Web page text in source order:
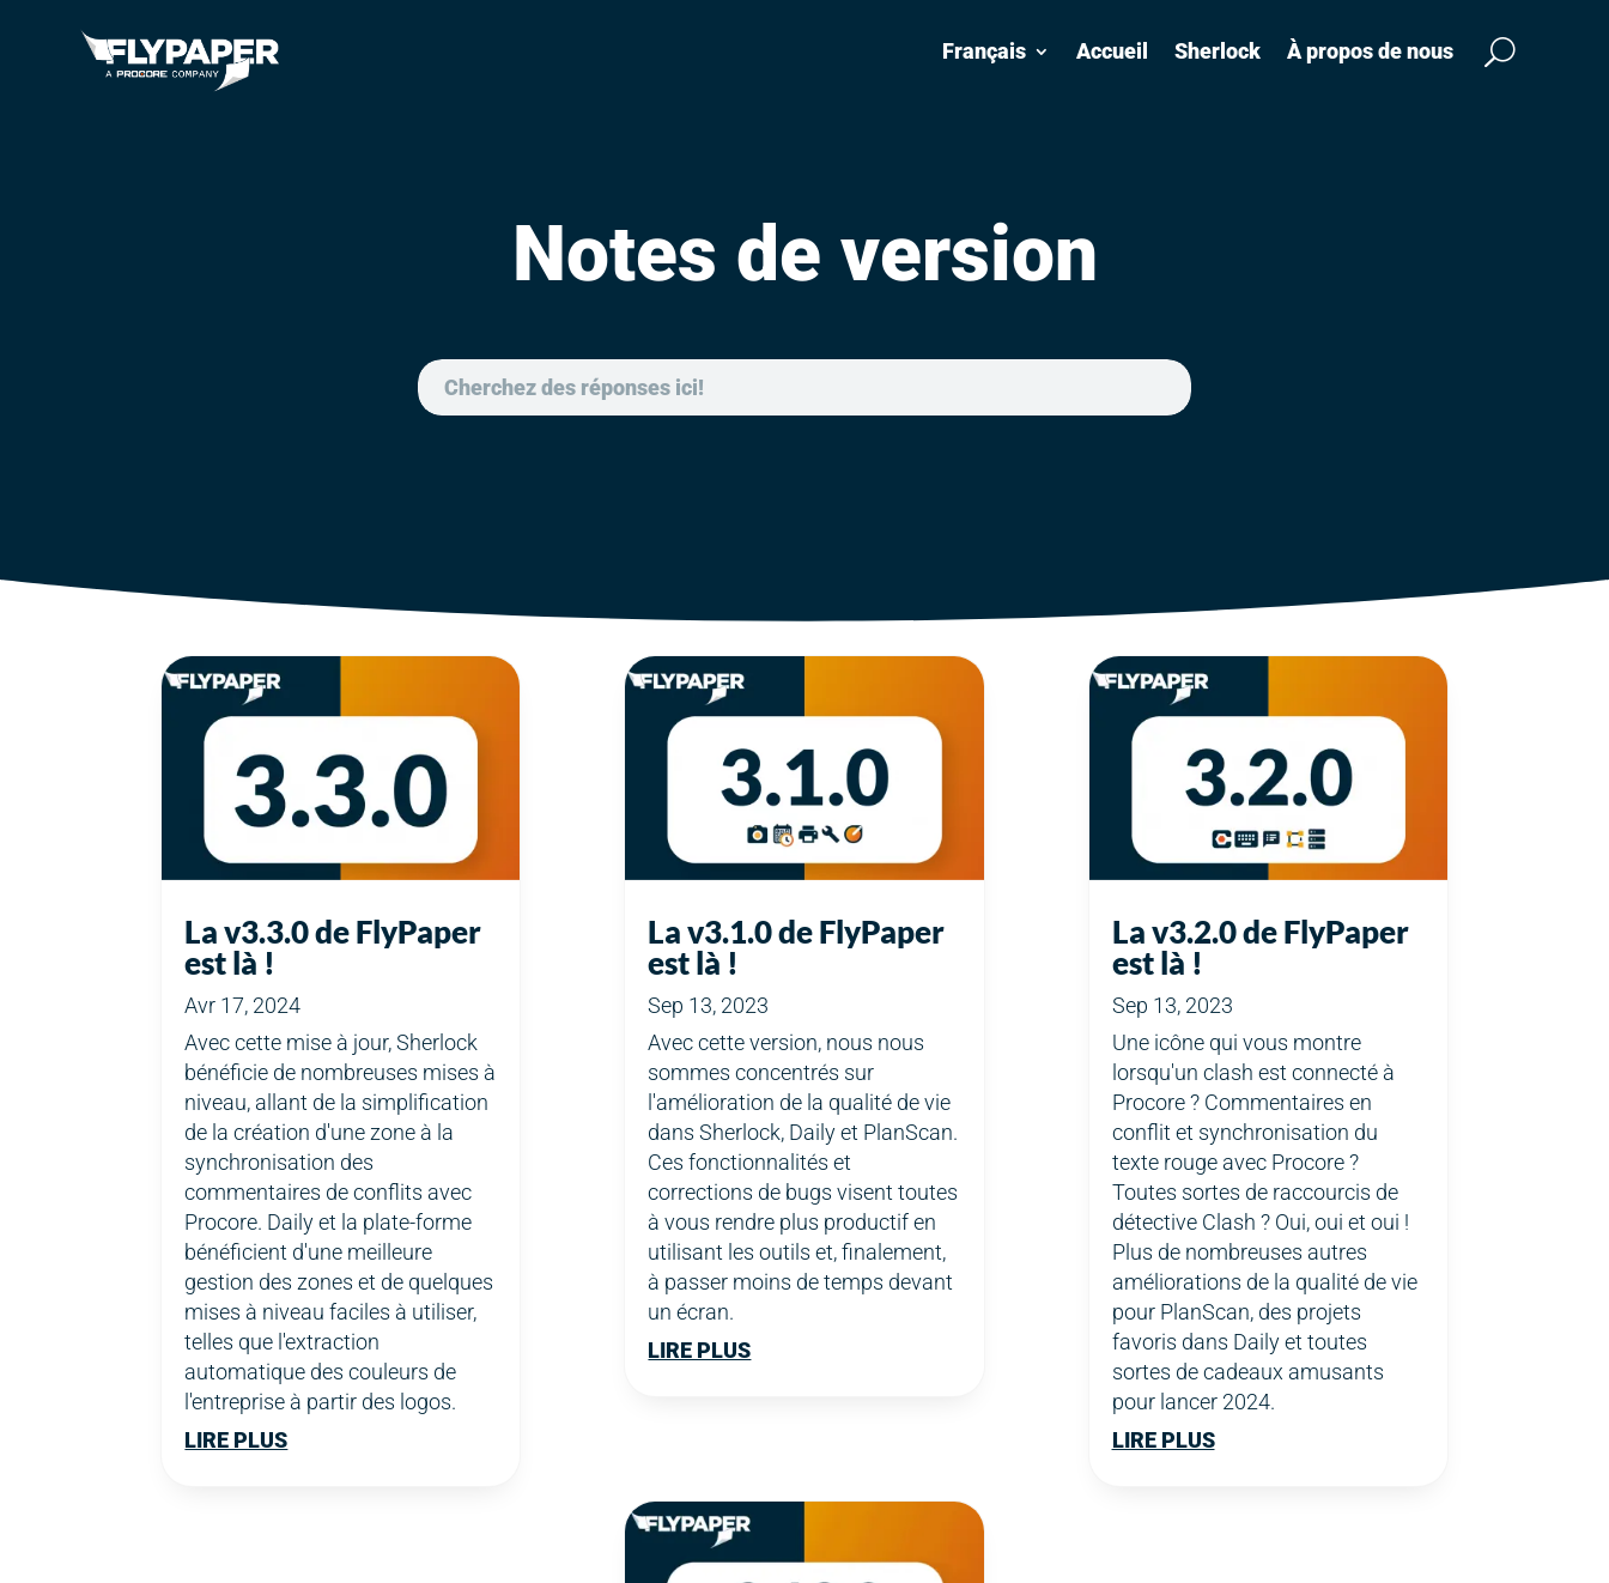
Français Accueil Sherlock À propos de nous
Notes de version
La v3.3.0 de FlyPaper
est là !
Avr 17, 2024
Avec cette mise à jour, Sherlock
bénéficie de nombreuses mises à
niveau, allant de la simplification
de la création d'une zone à la
synchronisation des
commentaires de conflits avec
Procore. Daily et la plate-forme
bénéficient d'une meilleure
gestion des zones et de quelques
mises à niveau faciles à utiliser,
telles que l'extraction
automatique des couleurs de
l'entreprise à partir des logos.
LIRE PLUS
La v3.1.0 de FlyPaper
est là !
Sep 13, 2023
Avec cette version, nous nous
sommes concentrés sur
l'amélioration de la qualité de vie
dans Sherlock, Daily et PlanScan.
Ces fonctionnalités et
corrections de bugs visent toutes
à vous rendre plus productif en
utilisant les outils et, finalement,
à passer moins de temps devant
un écran.
LIRE PLUS
La v3.2.0 de FlyPaper
est là !
Sep 13, 2023
Une icône qui vous montre
lorsqu'un clash est connecté à
Procore ? Commentaires en
conflit et synchronisation du
texte rouge avec Procore ?
Toutes sortes de raccourcis de
détective Clash ? Oui, oui et oui !
Plus de nombreuses autres
améliorations de la qualité de vie
pour PlanScan, des projets
favoris dans Daily et toutes
sortes de cadeaux amusants
pour lancer 2024.
LIRE PLUS